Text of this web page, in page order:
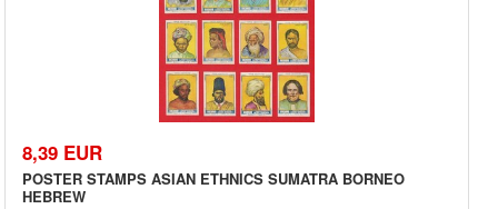
8,39 EUR
POSTER STAMPS ASIAN ETHNICS SUMATRA BORNEO
HEBREW